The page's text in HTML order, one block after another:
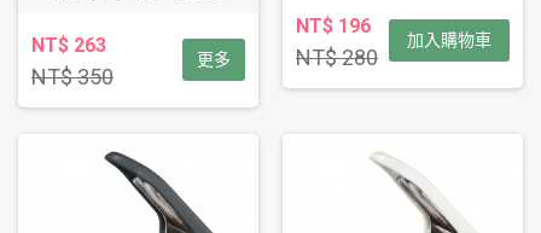
NT$ 263
NT$ 350
更多
NT$ 196
NT$ 280
加入購物車